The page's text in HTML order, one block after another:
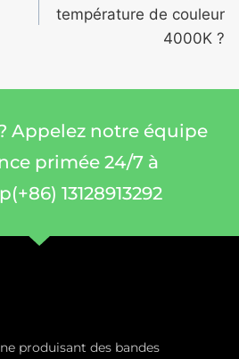
température de couleur
4000K ?
Appelez notre équipe
primée 24/7 à
13128913292
produisant des bandes